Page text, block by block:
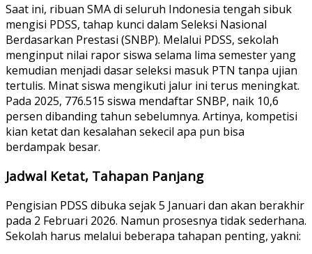
Saat ini, ribuan SMA di seluruh Indonesia tengah sibuk
mengisi PDSS, tahap kunci dalam Seleksi Nasional
Berdasarkan Prestasi (SNBP). Melalui PDSS, sekolah
menginput nilai rapor siswa selama lima semester yang
kemudian menjadi dasar seleksi masuk PTN tanpa ujian
tertulis. Minat siswa mengikuti jalur ini terus meningkat.
Pada 2025, 776.515 siswa mendaftar SNBP, naik 10,6
persen dibanding tahun sebelumnya. Artinya, kompetisi
kian ketat dan kesalahan sekecil apa pun bisa
berdampak besar.
Jadwal Ketat, Tahapan Panjang
Pengisian PDSS dibuka sejak 5 Januari dan akan berakhir
pada 2 Februari 2026. Namun prosesnya tidak sederhana.
Sekolah harus melalui beberapa tahapan penting, yakni: